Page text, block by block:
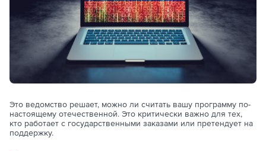
Это ведомство решает, можно ли считать вашу программу по-
настоящему отечественной. Это критически важно для тех,
кто работает с государственными заказами или претендует на
поддержку.